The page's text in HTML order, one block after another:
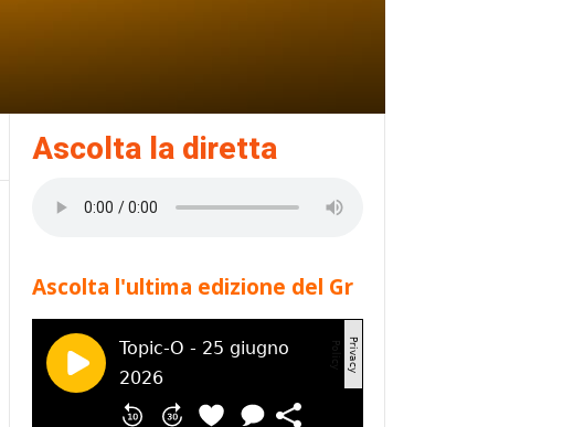
Ascolta la diretta
Ascolta l'ultima edizione del Gr